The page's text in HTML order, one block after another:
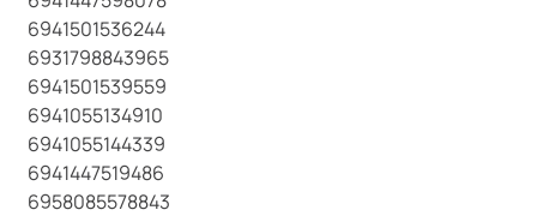
6941501536244
6931798843965
6941501539559
6941055134910
6941055144339
6941447519486
6958085578843